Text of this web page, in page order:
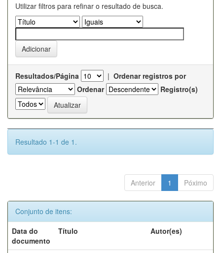
Utilizar filtros para refinar o resultado de busca.
Resultados/Página | Ordenar registros por
Ordenar
Registro(s)
Resultado 1-1 de 1.
Anterior 1 Póximo
Conjunto de itens:
Data do
documento
Título Autor(es)